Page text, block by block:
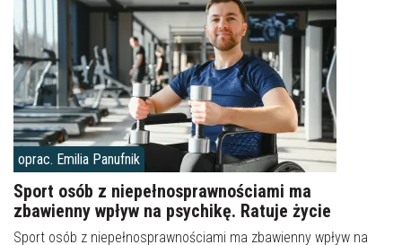
oprac. Emilia Panufnik
Sport osób z niepełnosprawnościami ma
zbawienny wpływ na psychikę. Ratuje życie
Sport osób z niepełnosprawnościami ma zbawienny wpływ na